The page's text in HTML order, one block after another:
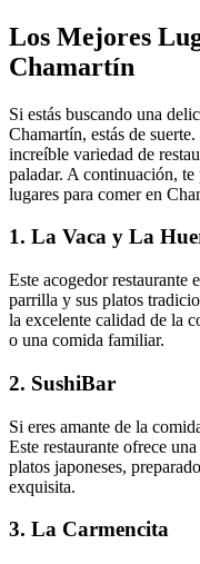
Los Mejores
Chamartín
Si estás buscando una
Chamartín, estás de
increíble variedad de
paladar. A continuación, te
lugares para comer en
1. La Vaca y La
Este acogedor restaurante
parrilla y sus platos
la excelente calidad de la
o una comida familiar.
2. SushiBar
Si eres amante de la
Este restaurante ofrece
platos japoneses,
exquisita.
3. La Carmencita